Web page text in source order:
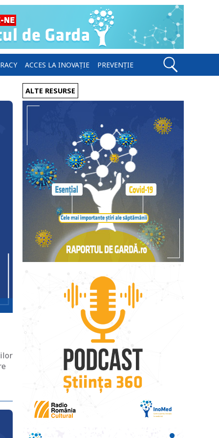
ACCES LA INOVAȚIE PREVENȚIE
ALTE RESURSE